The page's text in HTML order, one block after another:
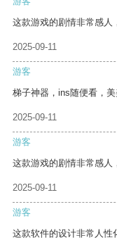
这款游戏的剧情非常感人
2025-09-11
游客
梯子神器，ins随便看，美
2025-09-11
游客
这款游戏的剧情非常感人
2025-09-11
游客
这款软件的设计非常人性